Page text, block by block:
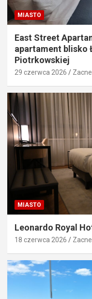
MIASTO
East Street
apartament blisko
Piotrkowskiej
29 czerwca 2026
MIASTO
Leonardo Royal
18 czerwca 2026